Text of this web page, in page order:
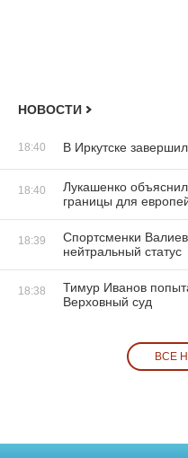
НОВОСТИ
18:40 В Иркутске
18:40
Лукашенко
границы для
18:39
Спортсменки
нейтральный статус
18:38
Тимур Иванов
Верховный суд
ВСЕ